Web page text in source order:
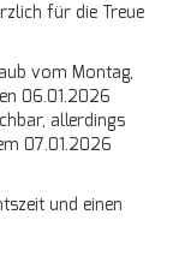
für die Treue
vom Montag,
06.01.2026
allerdings
07.01.2026
und einen